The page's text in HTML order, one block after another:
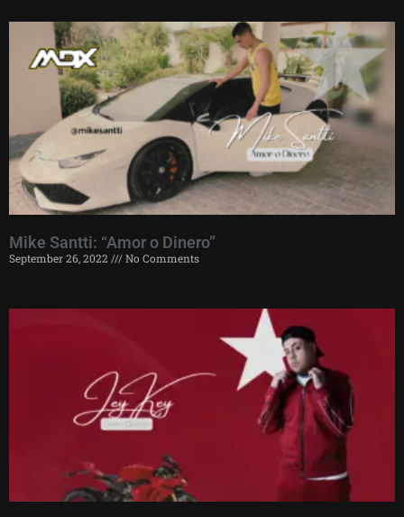
Mike Santti: “Amor o Dinero”
September 26, 2022 No Comments